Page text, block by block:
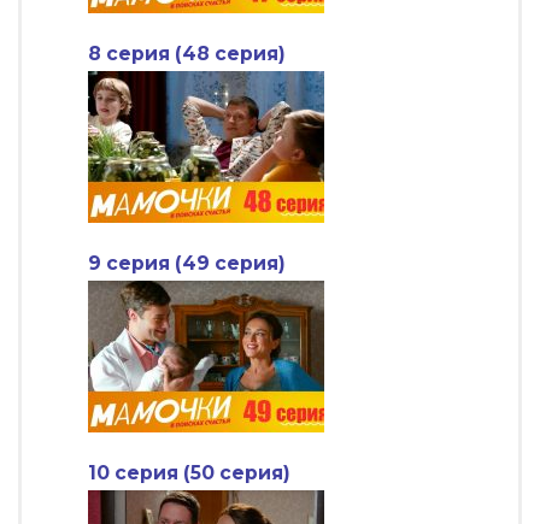
8 серия (48 серия)
9 серия (49 серия)
10 серия (50 серия)